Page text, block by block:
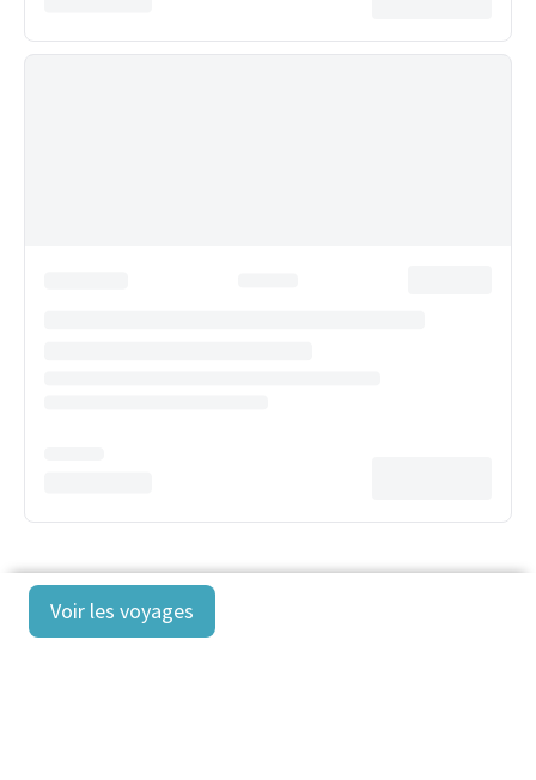
Voir les voyages